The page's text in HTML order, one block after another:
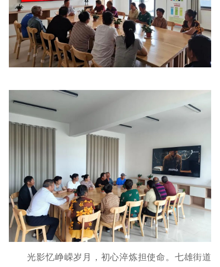
数据资源
公共服务
新时代公民素养
新闻出版
作品著作权
科研创新
服务管理平台
智库服务
文艺创作
文化产业
统计分析
审读服务
新闻发布工作备
共建共享平台
政工继续教育学
习平台
责任编辑注册
业务申报系统
光影忆峥嵘岁月，初心淬炼担使命。七雄街道